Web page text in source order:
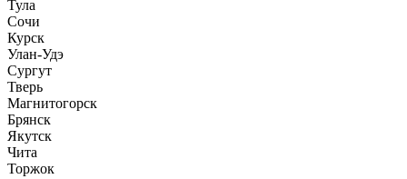
Тула
Сочи
Курск
Улан-Удэ
Сургут
Тверь
Магнитогорск
Брянск
Якутск
Чита
Торжок